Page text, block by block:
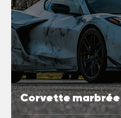
Corvette marbrée